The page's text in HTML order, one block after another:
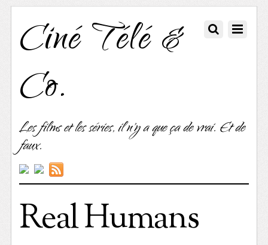
Ciné Télé &
Co.
Les films et les séries, il n'y a que ça de vrai. Et de
faux.
Real Humans